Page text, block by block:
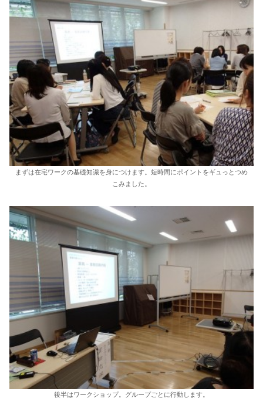
まずは在宅ワークの基礎知識を身につけます。短時間にポイントをギュっとつめ
こみました。
後半はワークショップ。グループごとに行動します。